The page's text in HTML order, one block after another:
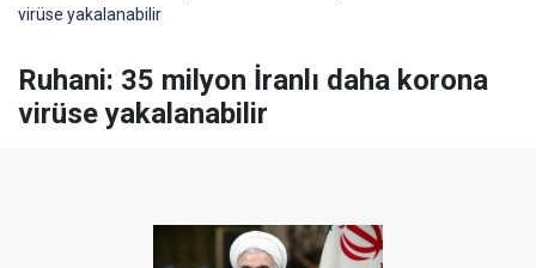
virüse yakalanabilir
Ruhani: 35 milyon İranlı daha korona
virüse yakalanabilir